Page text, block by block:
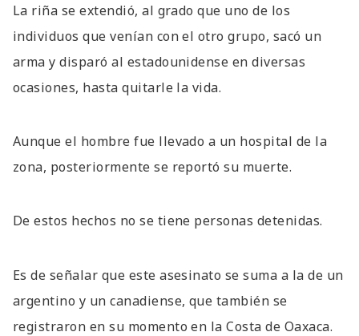
La riña se extendió, al grado que uno de los
individuos que venían con el otro grupo, sacó un
arma y disparó al estadounidense en diversas
ocasiones, hasta quitarle la vida.
Aunque el hombre fue llevado a un hospital de la
zona, posteriormente se reportó su muerte.
De estos hechos no se tiene personas detenidas.
Es de señalar que este asesinato se suma a la de un
argentino y un canadiense, que también se
registraron en su momento en la Costa de Oaxaca.